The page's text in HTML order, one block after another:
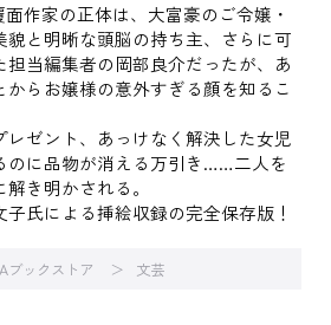
作家の正体は、大富豪のご令嬢・
と明晰な頭脳の持ち主、さらに可
当編集者の岡部良介だったが、あ
からお嬢様の意外すぎる顔を知るこ
レゼント、あっけなく解決した女児
のに品物が消える万引き……二人を
き明かされる。
氏による挿絵収録の完全保存版！
ブックストア 文芸